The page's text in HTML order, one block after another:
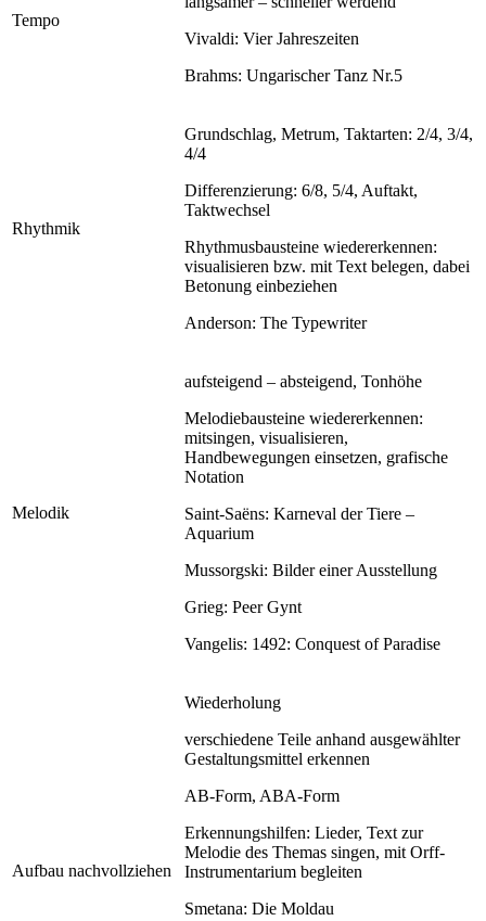
Tempo
Vivaldi: Vier Jahreszeiten
Brahms: Ungarischer Tanz Nr.5
Rhythmik
Grundschlag, Metrum, Taktarten: 2/4, 3/4,
4/4
Differenzierung: 6/8, 5/4, Auftakt,
Taktwechsel
Rhythmusbausteine wiedererkennen:
visualisieren bzw. mit Text belegen, dabei
Betonung einbeziehen
Anderson: The Typewriter
Melodik
aufsteigend – absteigend, Tonhöhe
Melodiebausteine wiedererkennen:
mitsingen, visualisieren,
Handbewegungen einsetzen, grafische
Notation
Saint-Saëns: Karneval der Tiere –
Aquarium
Mussorgski: Bilder einer Ausstellung
Grieg: Peer Gynt
Vangelis: 1492: Conquest of Paradise
Aufbau nachvollziehen
Wiederholung
verschiedene Teile anhand ausgewählter
Gestaltungsmittel erkennen
AB-Form, ABA-Form
Erkennungshilfen: Lieder, Text zur
Melodie des Themas singen, mit Orff-
Instrumentarium begleiten
Smetana: Die Moldau